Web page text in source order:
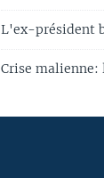
L'ex-président
Crise malienne: